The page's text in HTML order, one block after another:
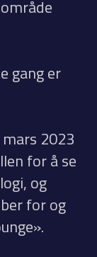
gang er
2023
for å se
og
for og